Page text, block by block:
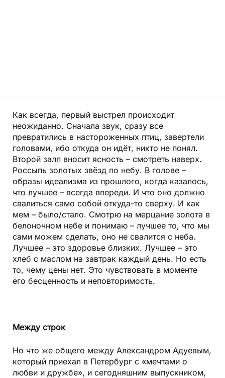
Как всегда, первый выстрел происходит
неожиданно. Сначала звук, сразу все
превратились в настороженных птиц, завертели
головами, ибо откуда он идёт, никто не понял.
Второй залп вносит ясность – смотреть наверх.
Россыпь золотых звёзд по небу. В голове –
образы идеализма из прошлого, когда казалось,
что лучшее – всегда впереди. И что оно должно
свалиться само собой откуда-то сверху. И как
мем – было/стало. Смотрю на мерцание золота в
белоночном небе и понимаю – лучшее то, что мы
сами можем сделать, оно не свалится с неба.
Лучшее – это здоровье близких. Лучшее – это
хлеб с маслом на завтрак каждый день. Но есть
то, чему цены нет. Это чувствовать в моменте
его бесценность и неповторимость.
Между строк
Но что же общего между Александром Адуевым,
который приехал в Петербург с «мечтами о
любви и дружбе», и сегодняш­ним выпускником,